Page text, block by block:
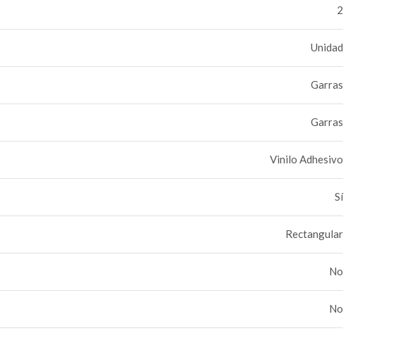
2
Unidad
Garras
Garras
Vinilo Adhesivo
Sí
Rectangular
No
No